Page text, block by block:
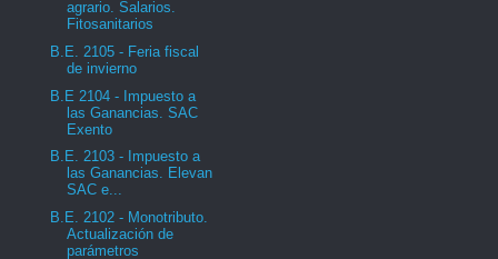
agrario. Salarios.
Fitosanitarios
B.E. 2105 - Feria fiscal
de invierno
B.E 2104 - Impuesto a
las Ganancias. SAC
Exento
B.E. 2103 - Impuesto a
las Ganancias. Elevan
SAC e...
B.E. 2102 - Monotributo.
Actualización de
parámetros